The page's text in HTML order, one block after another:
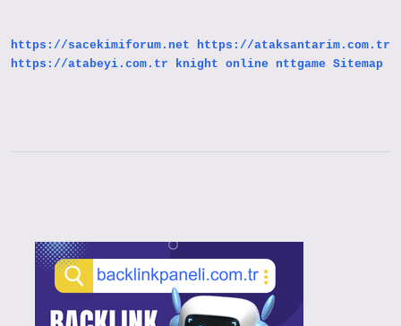
https://sacekimiforum.net
https://ataksantarim.com.tr
https://atabeyi.com.tr
knight online nttgame Sitemap